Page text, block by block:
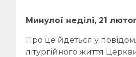
Минулої неділі, 21
Про це йдеться у
літургійного життя